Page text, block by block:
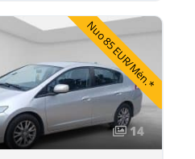
Nuo 85 EUR/Mėn.*
14